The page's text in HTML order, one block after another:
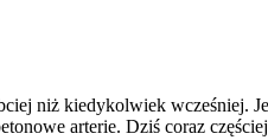
niż kiedykolwiek wcześniej.
arterie. Dziś coraz